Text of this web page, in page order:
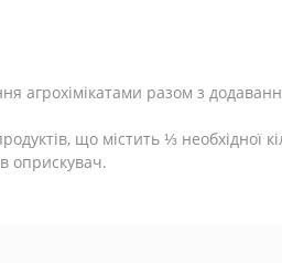
агрохімікатами разом з
що містить ⅓ необхідної
оприскувач.